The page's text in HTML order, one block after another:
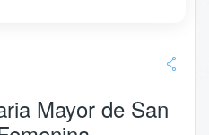
Mayor de San